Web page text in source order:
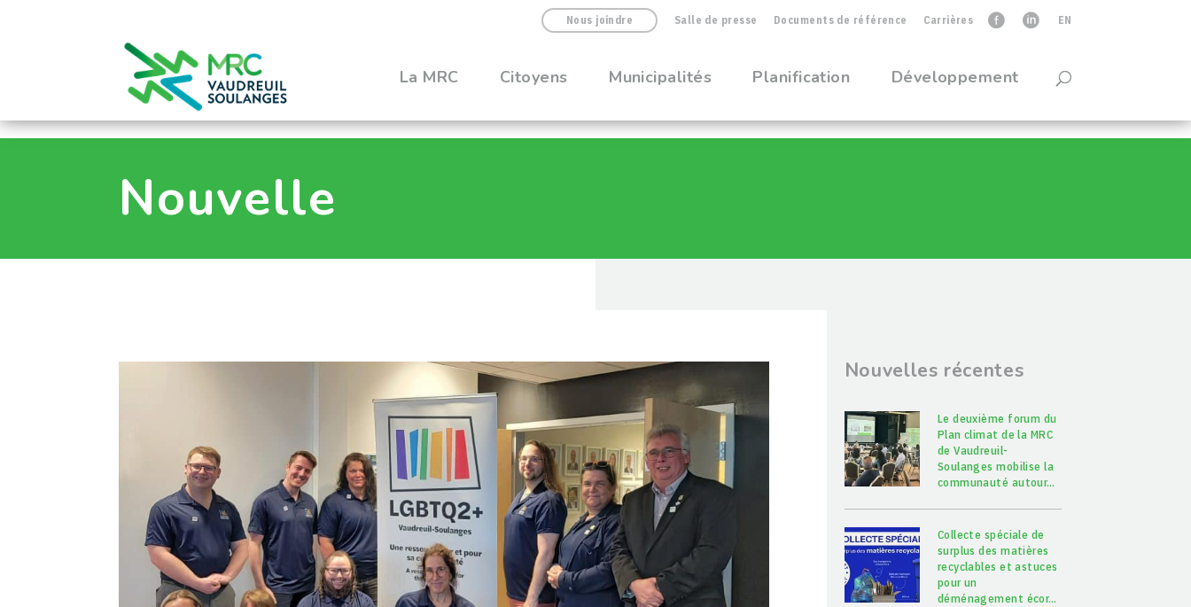
Nous joindre Salle de presse Documents de référence CarrièresfaceblinkedIn EN
La MRC Citoyens Municipalités Planification Développement
Nouvelle
Nouvelles récentes
Le deuxième forum du
Plan climat de la MRC
de Vaudreuil-
Soulanges mobilise la
communauté autour…
Collecte spéciale de
surplus des matières
recyclables et astuces
pour un
déménagement écor…